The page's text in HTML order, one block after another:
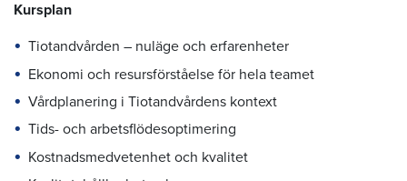
Kursplan
Tiotandvården – nuläge och erfarenheter
Ekonomi och resursförståelse för hela teamet
Vårdplanering i Tiotandvårdens kontext
Tids- och arbetsflödesoptimering
Kostnadsmedvetenhet och kvalitet